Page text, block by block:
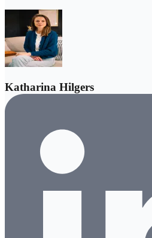
Katharina Hilgers